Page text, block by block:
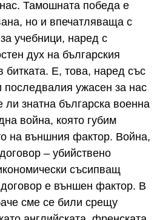
Тамошната победа е
но и впечатляваща с
учебници, наред с
дух на българския
битката. Е, това, наред със
последвалия ужасен за нас
ли знатна българска военна
война, която губим
на външния фактор. Война,
– убийствено
съсипващ
е външен фактор. В
сме се били срещу